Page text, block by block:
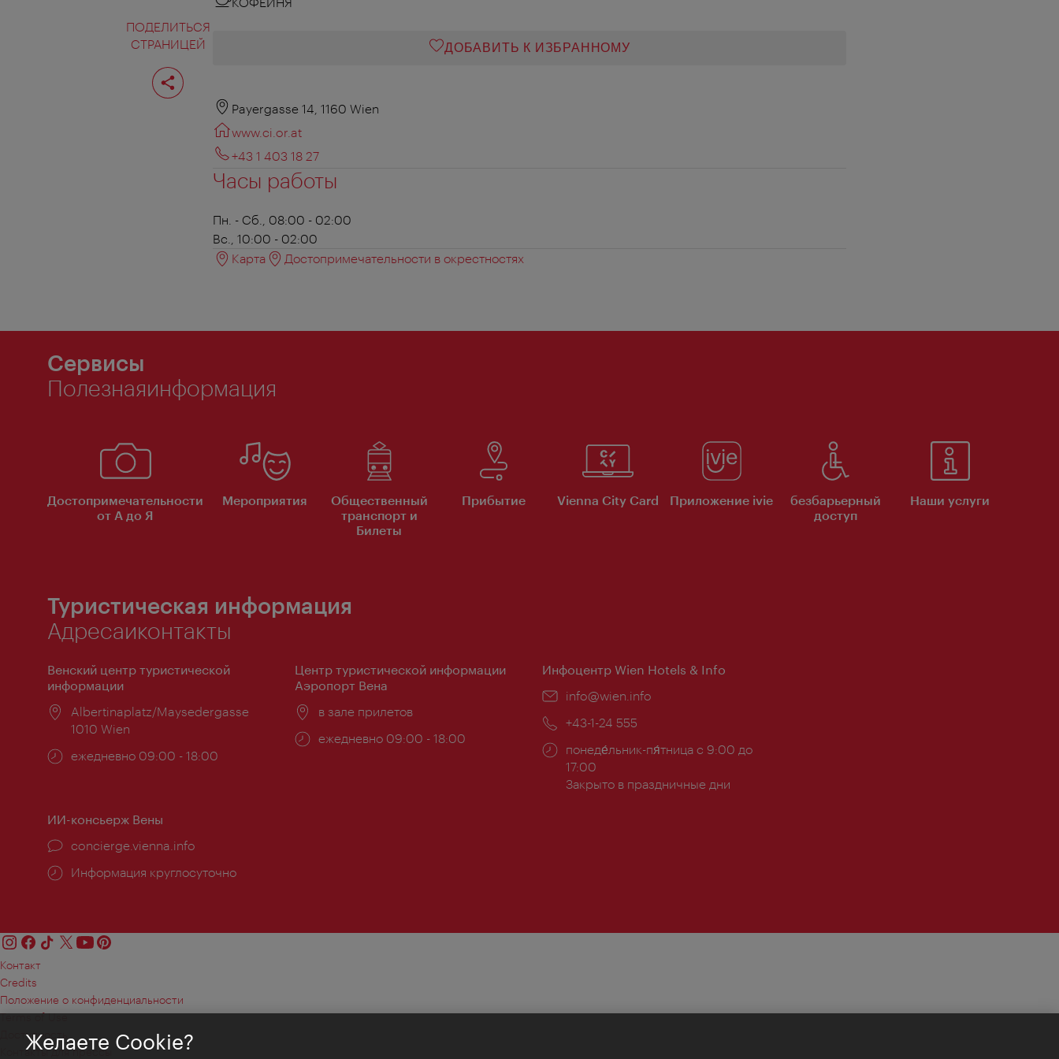
ПОДЕЛИТЬСЯ
СТРАНИЦЕЙ
Поделиться
страницей
ДОБАВИТЬ К ИЗБРАННОМУ
Payergasse 14, 1160 Wien
www.ci.or.at
+43 1 403 18 27
Часы работы
Пн. - Сб., 08:00 - 02:00
Вс., 10:00 - 02:00
Карта
Достопримечательности в окрестностях
Сервисы
Полезнаяинформация
Достопримечательности
от А до Я
Мероприятия
Общественный
транспорт и
Билеты
Прибытие Vienna City Card Приложение ivie
безбарьерный
доступ
Наши услуги
Туристическая информация
Адресаиконтакты
Венский центр туристической
информации
Расположение:
Albertinaplatz/Maysedergasse
1010 Wien
Часы
ежедневно 09:00 - 18:00
Центр туристической информации
Аэропорт Вена
Расположение:
в зале прилетов
Часы
ежедневно 09:00 - 18:00
Инфоцентр Wien Hotels & Info
Эл.
info@wien.info
Телефон:
+43-1-24 555
Часы
работы:
понеде́льник-пя́тница с 9:00 до
17:00
Закрыто в праздничные дни
ИИ-консьерж Вены
concierge.vienna.info
Информация круглосуточно
Контакт
Credits
Положение о конфиденциальности
Terms of Use
Доступность
Контакты для прессы
Желаете Cookie?